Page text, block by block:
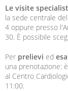
Le visite
la sede centrale
4 oppure presso
30. È possibile
Per prelievi ed
una prenotazione:
al Centro
11:00.